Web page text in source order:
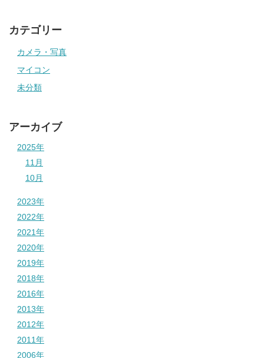
カテゴリー
カメラ・写真
マイコン
未分類
アーカイブ
2025年
11月
10月
2023年
2022年
2021年
2020年
2019年
2018年
2016年
2013年
2012年
2011年
2006年